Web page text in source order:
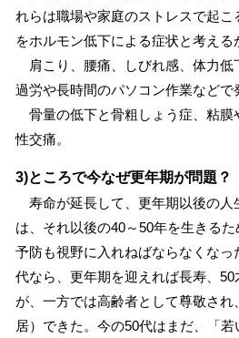
れらは職場や家庭のストレスで起
をホルモン低下による症状と考える
肩こり、腰痛、しびれ感、体力低
過労や長時間のパソコン作業などで
骨量の低下と骨粗しょう症、粘膜
性交痛。
3)ところで今なぜ更年期が問題？
寿命が延長して、更年期以後の人
は、それ以後の40～50年を生きる
予防も視野に入れねばならなくなっ
代なら、更年期を迎えれば長寿、
が、一方では高齢者として尊敬され
居）できた。今の50代はまだ、「